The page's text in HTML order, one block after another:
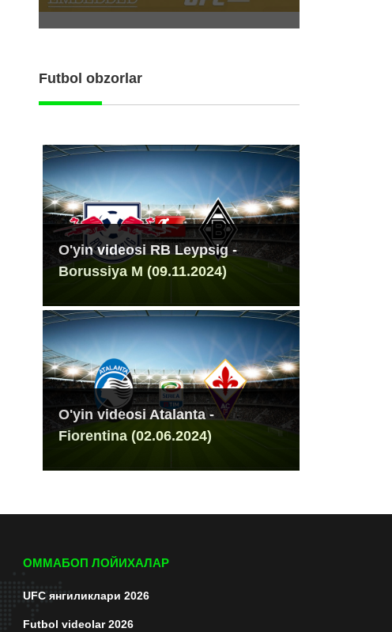
Futbol obzorlar
O'yin videosi RB Leypsig -
Borussiya M (09.11.2024)
O'yin videosi Atalanta -
Fiorentina (02.06.2024)
ОММАБОП ЛОЙИХАЛАР
UFC янгиликлари 2026
Futbol videolar 2026